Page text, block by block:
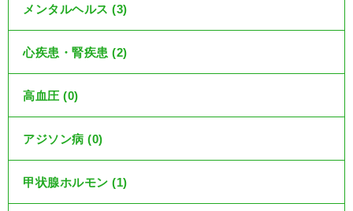
メンタルヘルス (3)
心疾患・腎疾患 (2)
高血圧 (0)
アジソン病 (0)
甲状腺ホルモン (1)